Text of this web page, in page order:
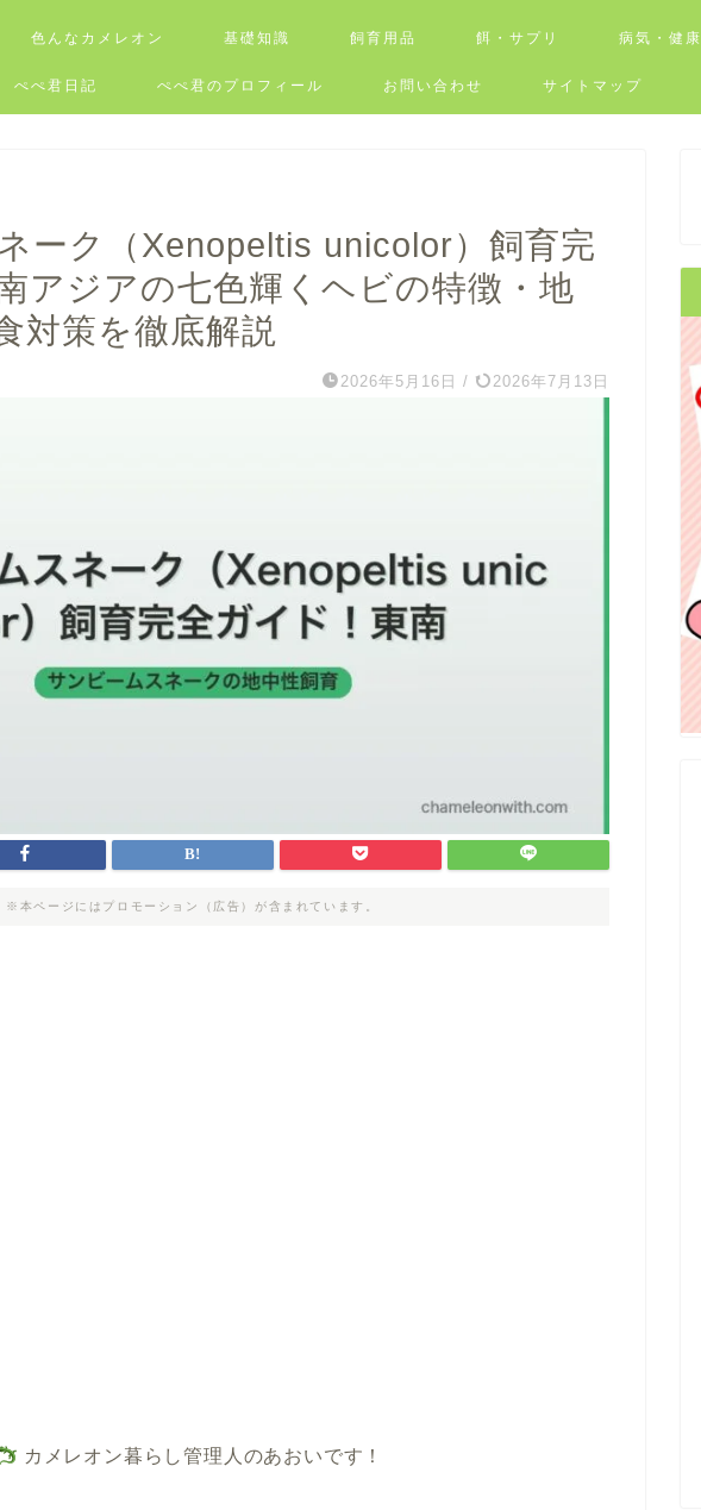
色んなカメレオン 基礎知識 飼育用品 餌・サプリ 病気・健康
ぺぺ君日記 ぺぺ君のプロフィール お問い合わせ サイトマップ
ーク（Xenopeltis unicolor）飼育完
アジアの七色輝くヘビの特徴・地
対策を徹底解説
2026年5月16日 / 2026年7月13日
※本ページにはプロモーション（広告）が含まれています。
カメレオン暮らし管理人のあおいです！